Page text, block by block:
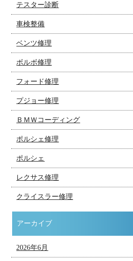
テスター診断
車検整備
ベンツ修理
ボルボ修理
フォード修理
プジョー修理
ＢＭＷコーディング
ポルシェ修理
ポルシェ
レクサス修理
クライスラー修理
アーカイブ
2026年6月